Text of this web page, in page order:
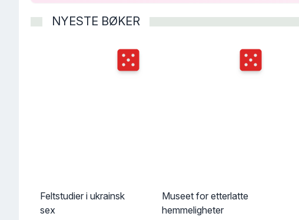
NYESTE BØKER
Terningkast
Feltstudier i ukrainsk
sex
Terningkast
Museet for etterlatte
hemmeligheter